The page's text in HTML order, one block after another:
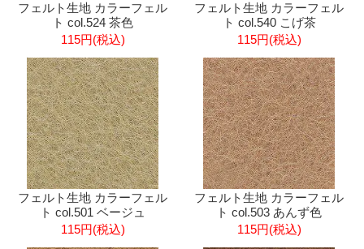
フェルト生地 カラーフェル
ト col.524 茶色
115円(税込)
フェルト生地 カラーフェル
ト col.540 こげ茶
115円(税込)
フェルト生地 カラーフェル
ト col.501 ベージュ
115円(税込)
フェルト生地 カラーフェル
ト col.503 あんず色
115円(税込)